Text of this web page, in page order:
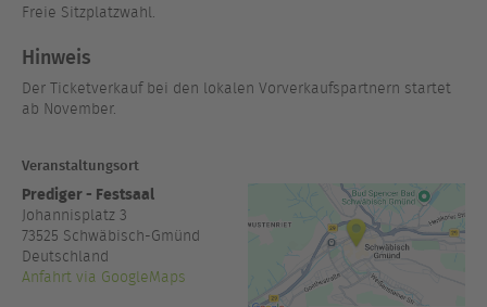
Freie Sitzplatzwahl.
Hinweis
Der Ticketverkauf bei den lokalen Vorverkaufspartnern startet
ab November.
Veranstaltungsort
Prediger - Festsaal
Johannisplatz 3
73525 Schwäbisch-Gmünd
Deutschland
Anfahrt via GoogleMaps